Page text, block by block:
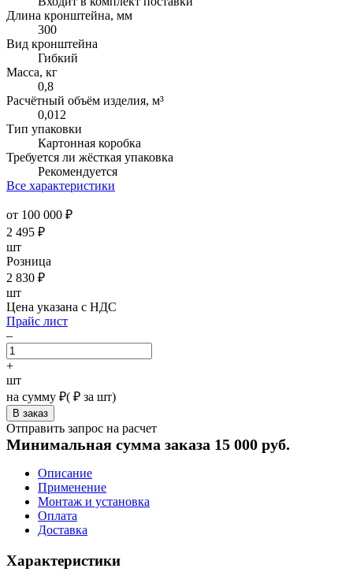
Длина кронштейна, мм
300
Вид кронштейна
Гибкий
Масса, кг
0,8
Расчётный объём изделия, м³
0,012
Тип упаковки
Картонная коробка
Требуется ли жёсткая упаковка
Рекомендуется
Все характеристики
от 100 000 ₽
2 495 ₽
шт
Розница
2 830 ₽
шт
Цена указана с НДС
Прайс лист
–
+
шт
на сумму ₽( ₽ за шт)
Отправить запрос на расчет
Минимальная сумма заказа 15 000 руб.
Описание
Применение
Монтаж и установка
Оплата
Доставка
Характеристики